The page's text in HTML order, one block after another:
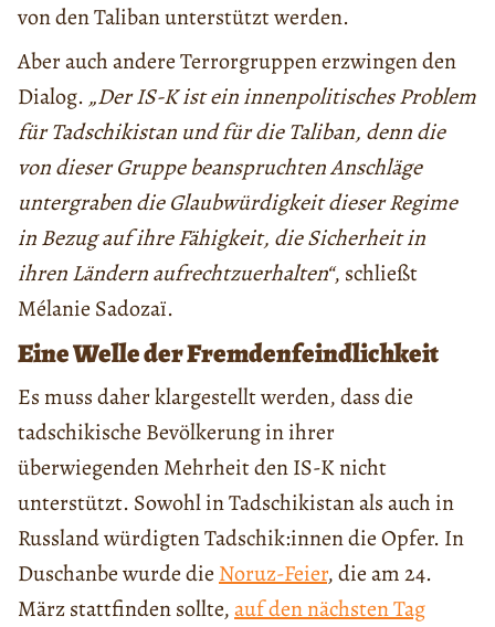
von den Taliban unterstützt werden.
Aber auch andere Terrorgruppen erzwingen den
Dialog. „Der IS-K ist ein innenpolitisches Problem
für Tadschikistan und für die Taliban, denn die
von dieser Gruppe beanspruchten Anschläge
untergraben die Glaubwürdigkeit dieser Regime
in Bezug auf ihre Fähigkeit, die Sicherheit in
ihren Ländern aufrechtzuerhalten“, schließt
Mélanie Sadozaï.
Eine Welle der Fremdenfeindlichkeit
Es muss daher klargestellt werden, dass die
tadschikische Bevölkerung in ihrer
überwiegenden Mehrheit den IS-K nicht
unterstützt. Sowohl in Tadschikistan als auch in
Russland würdigten Tadschik:innen die Opfer. In
Duschanbe wurde die Noruz-Feier, die am 24.
März stattfinden sollte,auf den nächsten Tag